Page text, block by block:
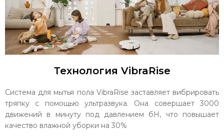
Технология VibraRise
Система для мытья пола VibraRise заставляет вибрировать
тряпку с помощью ультразвука. Она совершает 3000
движений в минуту под давлением бН, что повышает
качество влажной уборки на 30%